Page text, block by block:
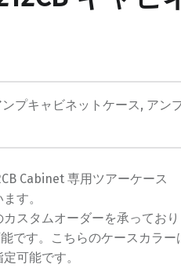
ンプキャビネットケース, アン
Cabinet 専用ツアーケース
す。
スタムオーダーを承っており
です。こちらのケースカラー
可能です。